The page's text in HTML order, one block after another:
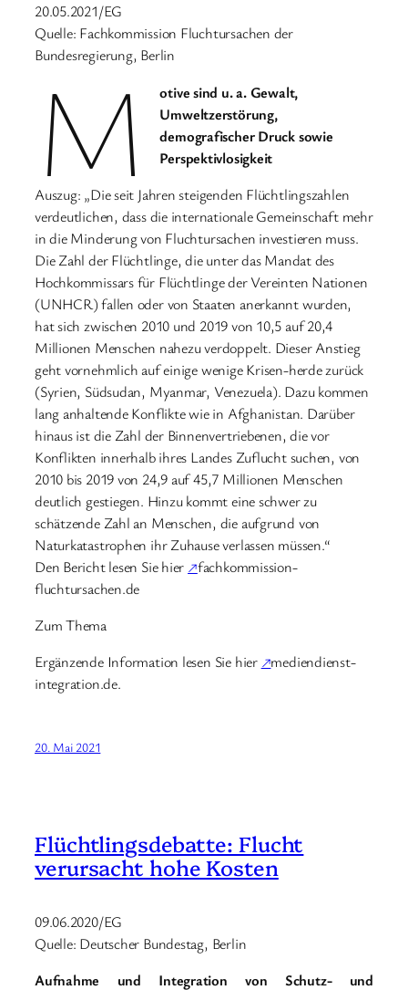
20.05.2021/EG
Quelle: Fachkommission Fluchtursachen der
Bundesregierung, Berlin
M
otive sind u. a. Gewalt,
Umweltzerstörung,
demografischer Druck sowie
Perspektivlosigkeit
Auszug: „Die seit Jahren steigenden Flüchtlingszahlen
verdeutlichen, dass die internationale Gemeinschaft mehr
in die Minderung von Fluchtursachen investieren muss.
Die Zahl der Flüchtlinge, die unter das Mandat des
Hochkommissars für Flüchtlinge der Vereinten Nationen
(UNHCR) fallen oder von Staaten anerkannt wurden,
hat sich zwischen 2010 und 2019 von 10,5 auf 20,4
Millionen Menschen nahezu verdoppelt. Dieser Anstieg
geht vornehmlich auf einige wenige Krisen-herde zurück
(Syrien, Südsudan, Myanmar, Venezuela). Dazu kommen
lang anhaltende Konflikte wie in Afghanistan. Darüber
hinaus ist die Zahl der Binnenvertriebenen, die vor
Konflikten innerhalb ihres Landes Zuflucht suchen, von
2010 bis 2019 von 24,9 auf 45,7 Millionen Menschen
deutlich gestiegen. Hinzu kommt eine schwer zu
schätzende Zahl an Menschen, die aufgrund von
Naturkatastrophen ihr Zuhause verlassen müssen.“
Den Bericht lesen Sie hier ↗fachkommission-
fluchtursachen.de
Zum Thema
Ergänzende Information lesen Sie hier ↗mediendienst-
integration.de.
20. Mai 2021
Flüchtlingsdebatte: Flucht
verursacht hohe Kosten
09.06.2020/EG
Quelle: Deutscher Bundestag, Berlin
Aufnahme und Integration von Schutz- und